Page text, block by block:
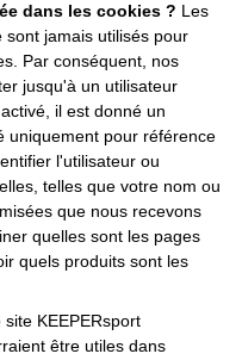
dans les cookies ? Les
sont jamais utilisés pour
Par conséquent, nos
jusqu'à un utilisateur
il est donné un
uniquement pour référence
l'utilisateur ou
telles que votre nom ou
que nous recevons
quelles sont les pages
quels produits sont les
site KEEPERsport
être utiles dans